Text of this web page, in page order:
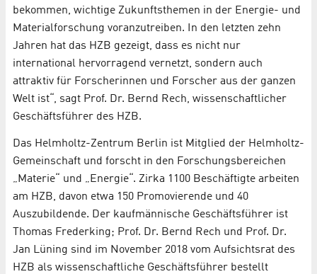
bekommen, wichtige Zukunftsthemen in der Energie- und
Materialforschung voranzutreiben. In den letzten zehn
Jahren hat das HZB gezeigt, dass es nicht nur
international hervorragend vernetzt, sondern auch
attraktiv für Forscherinnen und Forscher aus der ganzen
Welt ist“, sagt Prof. Dr. Bernd Rech, wissenschaftlicher
Geschäftsführer des HZB.
Das Helmholtz-Zentrum Berlin ist Mitglied der Helmholtz-
Gemeinschaft und forscht in den Forschungsbereichen
„Materie“ und „Energie“. Zirka 1100 Beschäftigte arbeiten
am HZB, davon etwa 150 Promovierende und 40
Auszubildende. Der kaufmännische Geschäftsführer ist
Thomas Frederking; Prof. Dr. Bernd Rech und Prof. Dr.
Jan Lüning sind im November 2018 vom Aufsichtsrat des
HZB als wissenschaftliche Geschäftsführer bestellt